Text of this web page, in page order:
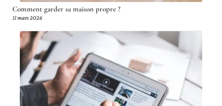
Comment garder sa maison propre ?
11 mars 2026